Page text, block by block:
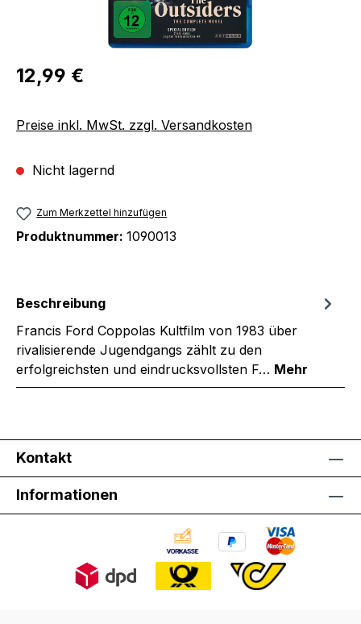
Regulärer Preis:
12,99 €
Preise inkl. MwSt. zzgl. Versandkosten
Nicht lagernd
Zum Merkzettel hinzufügen
Produktnummer: 1090013
Beschreibung
Francis Ford Coppolas Kultfilm von 1983 über
rivalisierende Jugendgangs zählt zu den
erfolgreichsten und eindrucksvollsten F… Mehr
Kontakt
Informationen